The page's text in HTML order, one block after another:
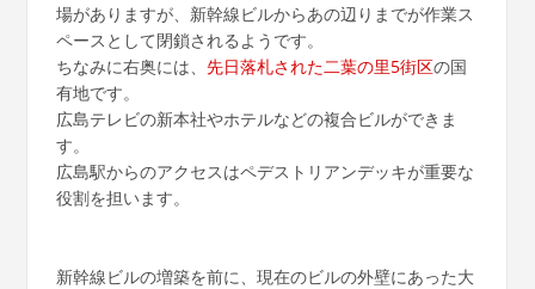
場がありますが、新幹線ビルからあの辺りまでが作業ス
ペースとして閉鎖されるようです。
ちなみに右奥には、 先日落札された二葉の里5街区の国
有地です。
広島テレビの新本社やホテルなどの複合ビルができま
す。
広島駅からのアクセスはペデストリアンデッキが重要な
役割を担います。
新幹線ビルの増築を前に、現在のビルの外壁にあった大